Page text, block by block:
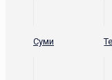
Суми